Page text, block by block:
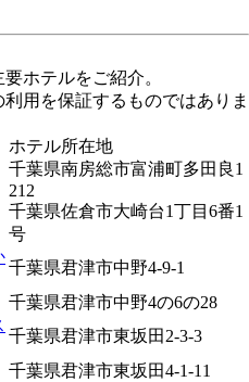
ホテルをご紹介。
用を保証するものではありま
ホテル所在地
千葉県南房総市富浦町多田良1
212
千葉県佐倉市大崎台1丁目6番1
号
千葉県君津市中野4-9-1
千葉県君津市中野4の6の28
千葉県君津市東坂田2-3-3
千葉県君津市東坂田4-1-11